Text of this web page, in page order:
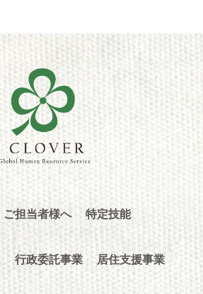
ご担当者様へ 特定技能
行政委託事業 居住支援事業